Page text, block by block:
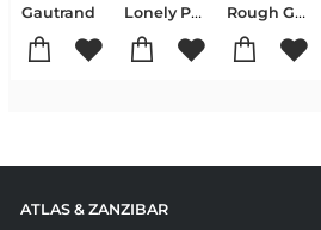
Gautrand
Lonely Planet
Rough Guides
ATLAS & ZANZIBAR